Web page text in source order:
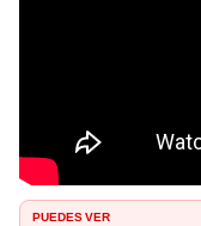
PUEDES VER